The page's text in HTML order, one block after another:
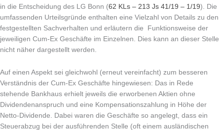
in die Entscheidung des LG Bonn (62 KLs – 213 Js 41/19 – 1/19). Die
umfassenden Urteilsgründe enthalten eine Vielzahl von Details zu den
festgestellten Sachverhalten und erläutern die Funktionsweise der
jeweiligen Cum-Ex Geschäfte im Einzelnen. Dies kann an dieser Stelle
nicht näher dargestellt werden.
Auf einen Aspekt sei gleichwohl (erneut vereinfacht) zum besseren
Verständnis der Cum-Ex Geschäfte hingewiesen: Das in Rede
stehende Bankhaus erhielt jeweils die erworbenen Aktien ohne
Dividendenanspruch und eine Kompensationszahlung in Höhe der
Netto-Dividende. Dabei waren die Geschäfte so angelegt, dass ein
Steuerabzug bei der ausführenden Stelle (oft einem ausländischen